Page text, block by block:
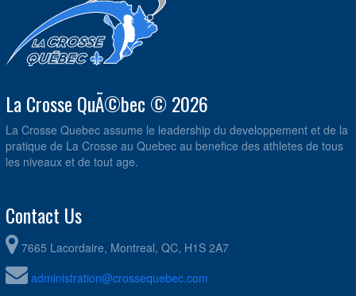
La Crosse QuÃ©bec © 2026
La Crosse Quebec assume le leadership du developpement et de la
pratique de La Crosse au Quebec au benefice des athletes de tous
les niveaux et de tout age.
Contact Us
7665 Lacordaire, Montreal, QC, H1S 2A7
administration@crossequebec.com